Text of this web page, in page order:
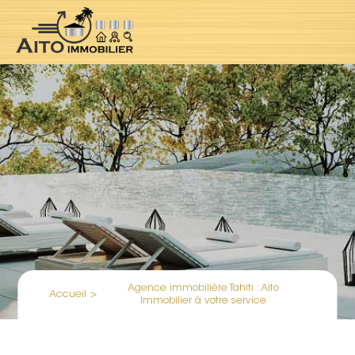
Accueil >
Agence immobilière Tahiti : Aito
Immobilier à votre service